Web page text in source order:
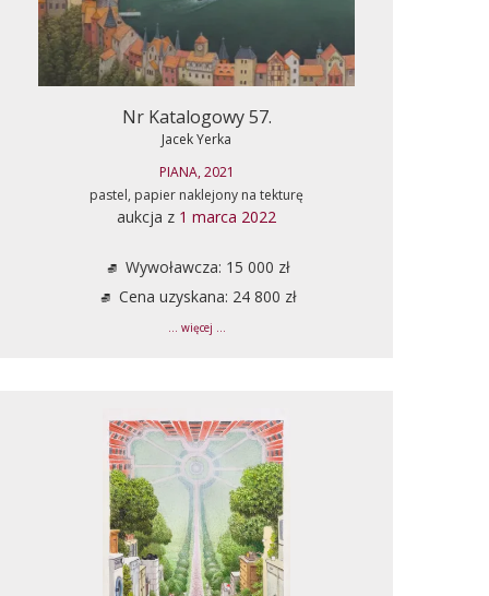
Nr Katalogowy 57.
Jacek Yerka
PIANA, 2021
pastel, papier naklejony na tekturę
aukcja z 1 marca 2022
Wywoławcza: 15 000 zł
Cena uzyskana: 24 800 zł
... więcej ...